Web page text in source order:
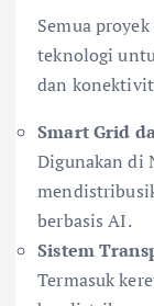
Semua
teknologi
dan
Smart Grid
Digunakan di
berbasis AI.
Sistem
Termasuk